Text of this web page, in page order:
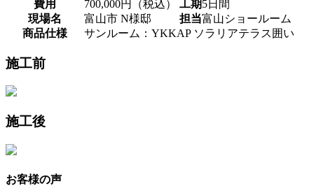
費用
700,000円（税込） 工期5日間
現場名
富山市 N様邸 担当富山ショールーム
商品仕様
サンルーム：YKKAP ソラリアテラス囲い
施工前
施工後
お客様の声